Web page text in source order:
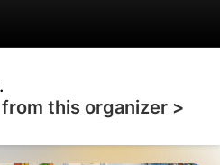
this organizer >